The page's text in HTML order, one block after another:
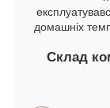
домашніх
Склад